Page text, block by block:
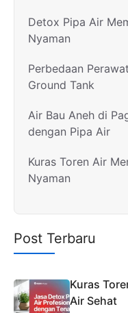
Detox Pipa Air
Nyaman
Perbedaan
Ground Tank
Air Bau Aneh di
dengan Pipa Air
Kuras Toren Air
Nyaman
Post Terbaru
Kuras
Air Sehat